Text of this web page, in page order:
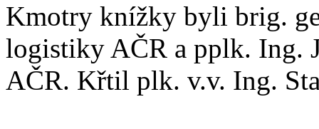
Kmotry knížky byli brig.
logistiky AČR a pplk. Ing.
AČR. Křtil plk. v.v. Ing.